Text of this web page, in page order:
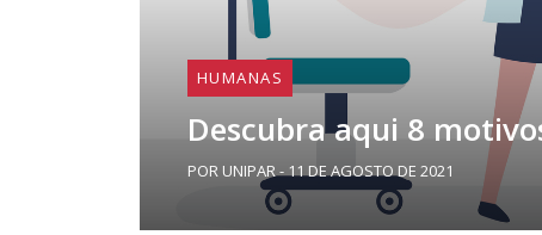
HUMANAS
Descubra aqui 8
POR UNIPAR - 11 DE AGOSTO DE 2021